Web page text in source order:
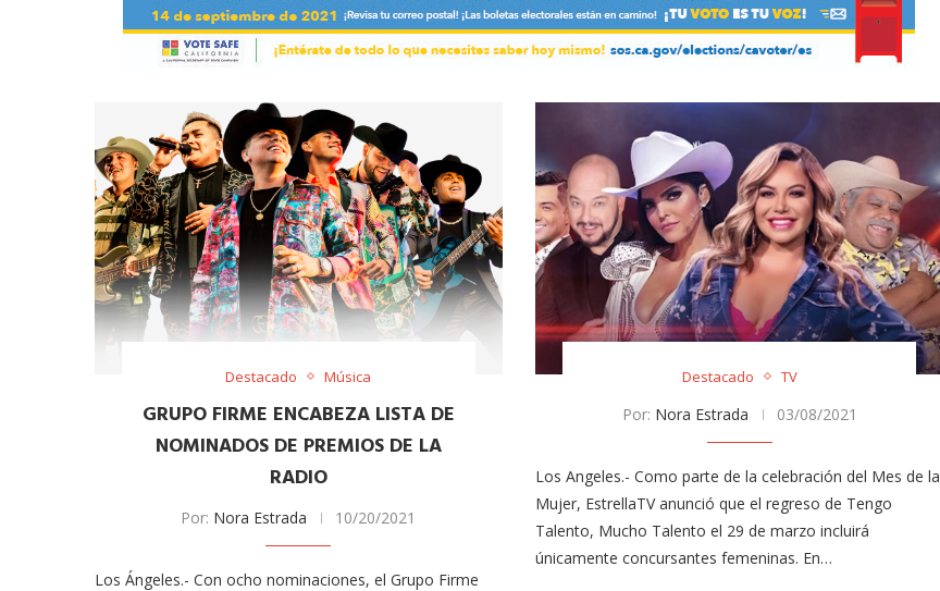
Destacado Música
GRUPO FIRME ENCABEZA LISTA DE
NOMINADOS DE PREMIOS DE LA
RADIO
Por: Nora Estrada 10/20/2021
Los Ángeles.- Con ocho nominaciones, el Grupo Firme
Destacado TV
Por: Nora Estrada 03/08/2021
Los Angeles.- Como parte de la celebración del Mes de la
Mujer, EstrellaTV anunció que el regreso de Tengo
Talento, Mucho Talento el 29 de marzo incluirá
únicamente concursantes femeninas. En…